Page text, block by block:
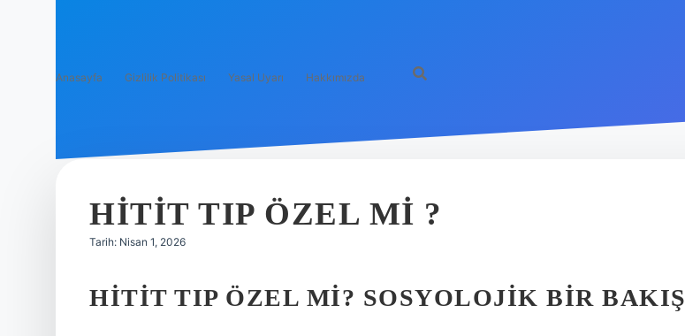
Anasayfa Gizlilik Politikası Yasal Uyarı Hakkımızda
HITIT TIP ÖZEL MI ?
Tarih: Nisan 1, 2026
HITIT TIP ÖZEL MI? SOSYOLOJIK BIR BAKIŞ